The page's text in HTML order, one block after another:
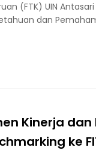
(FTK) UIN
dan
Kinerja dan
ke